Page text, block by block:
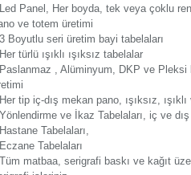
Panel, Her boyda, tek veya çoklu
ve totem üretimi
Boyutlu seri üretim bayi tabelaları
türlü ışıklı ışıksız tabelalar
, Alüminyum, DKP ve Pleksi
tip iç-dış mekan pano, ışıksız,
ve İkaz Tabelaları, iç ve
Tabelaları,
Tabelaları
matbaa, serigrafi baskı ve kağıt